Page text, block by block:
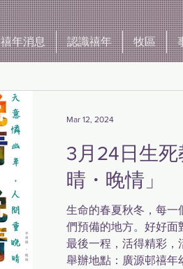
禧年消息 認識禧年 牧區
3月24日生
晴・晚情」
生命的春夏秋冬，每一
們預備的地方。好好面
最後一程，活得精彩，
舉辦地點：廣源邨禧年
Mar 12, 2024